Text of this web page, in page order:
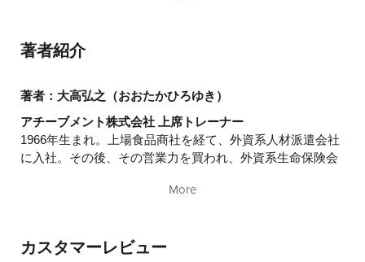
「創業から成果が８倍！ 世界進出も視野に」
著者紹介
著者：大高弘之（おおたかひろゆき）
アチーブメント株式会社 上席トレーナー
1966年生まれ。上場食品商社を経て、外資系人材派遣会社
に入社。その後、その営業力を買われ、外資系生命保険会
志と出会い、2002年にアチーブメント株式会社に入社、31
て、トレーナーとして20年間でのべ３万人以上、年間160
More
カスタマーレビュー